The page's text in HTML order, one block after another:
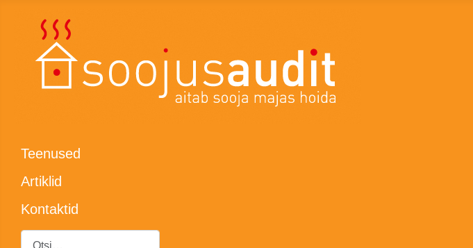
Teenused
Artiklid
Kontaktid
Otsing